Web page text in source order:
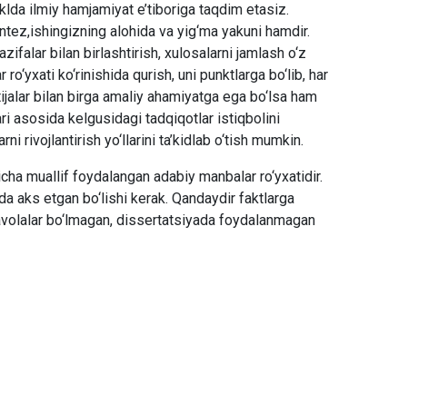
ilmiy hamjamiyat e’tiboriga taqdim etasiz.
alohida va yig‘ma yakuni hamdir.
bilan birlashtirish, xulosalarni jamlash o‘z
ko‘rinishida qurish, uni punktlarga bo‘lib, har
bilan birga amaliy ahamiyatga ega bo‘lsa ham
asosida kelgusidagi tadqiqotlar istiqbolini
rivojlantirish yo‘llarini ta’kidlab o‘tish mumkin.
muallif foydalangan adabiy manbalar ro‘yxatidir.
aks etgan bo‘lishi kerak. Qandaydir faktlarga
bo‘lmagan, dissertatsiyada foydalanmagan